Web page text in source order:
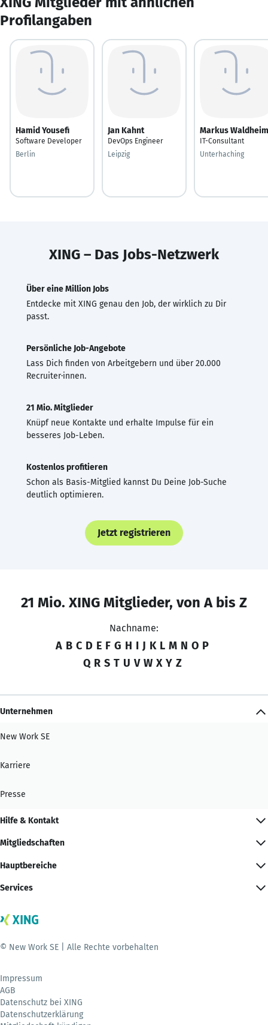
Profilangaben
Hamid Yousefi
Software Developer
Berlin
Jan Kahnt
DevOps Engineer
Leipzig
Markus Waldheim
IT-Consultant
Unterhaching
XING – Das Jobs-Netzwerk
Über eine Million Jobs
Entdecke mit XING genau den Job, der wirklich zu Dir
passt.
Persönliche Job-Angebote
Lass Dich finden von Arbeitgebern und über 20.000
Recruiter·innen.
21 Mio. Mitglieder
Knüpf neue Kontakte und erhalte Impulse für ein
besseres Job-Leben.
Kostenlos profitieren
Schon als Basis-Mitglied kannst Du Deine Job-Suche
deutlich optimieren.
Jetzt registrieren
21 Mio. XING Mitglieder, von A bis Z
Nachname:
A B C D E F G H I J K L M N O P
Q R S T U V W X Y Z
Unternehmen
New Work SE
Karriere
Presse
Hilfe & Kontakt
Mitgliedschaften
Hauptbereiche
Services
© New Work SE | Alle Rechte vorbehalten
Impressum
AGB
Datenschutz bei XING
Datenschutzerklärung